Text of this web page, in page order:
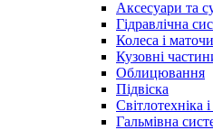
Аксесуари та
Гідравлічна
Колеса і
Кузовні
Облицювання
Підвіска
Світлотехніка
Гальмівна